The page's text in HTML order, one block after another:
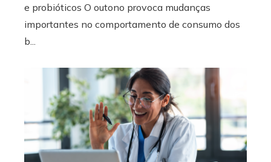
e probióticos O outono provoca mudanças
importantes no comportamento de consumo dos
b...